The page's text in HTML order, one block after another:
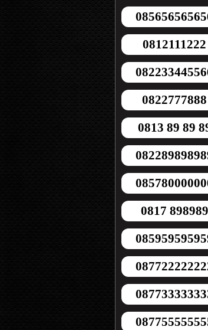
0812111222
0822777888
0813 89 89
0817 898989